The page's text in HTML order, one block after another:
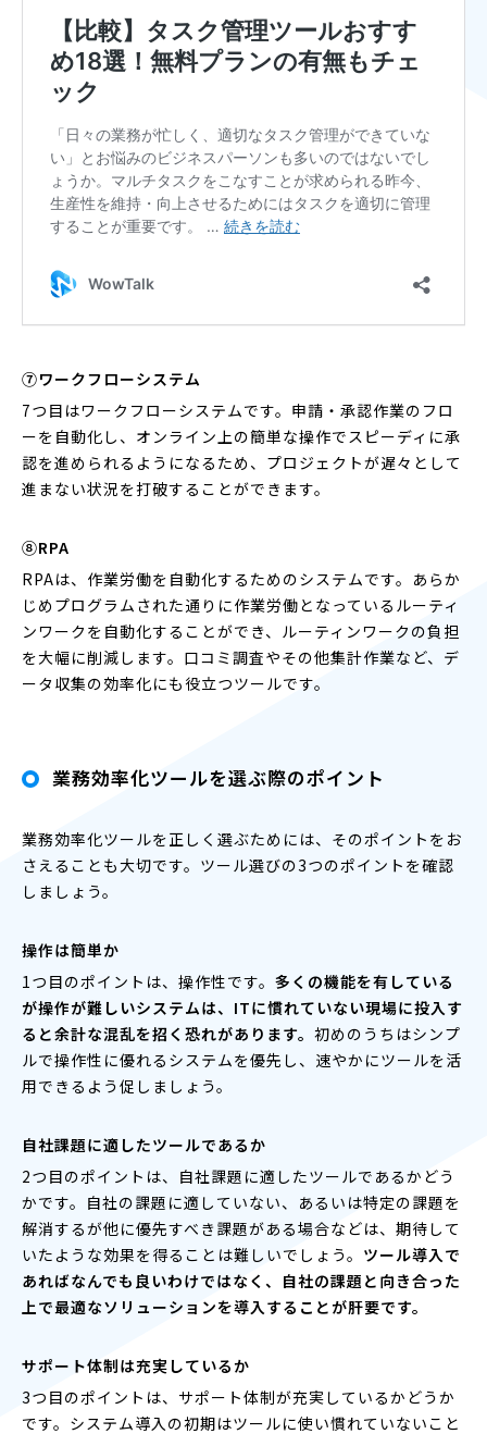
⑦ワークフローシステム
7つ目はワークフローシステムです。申請・承認作業のフロ
ーを自動化し、オンライン上の簡単な操作でスピーディに承
認を進められるようになるため、プロジェクトが遅々として
進まない状況を打破することができます。
⑧RPA
RPAは、作業労働を自動化するためのシステムです。あらか
じめプログラムされた通りに作業労働となっているルーティ
ンワークを自動化することができ、ルーティンワークの負担
を大幅に削減します。口コミ調査やその他集計作業など、デ
ータ収集の効率化にも役立つツールです。
業務効率化ツールを選ぶ際のポイント
業務効率化ツールを正しく選ぶためには、そのポイントをお
さえることも大切です。ツール選びの3つのポイントを確認
しましょう。
操作は簡単か
1つ目のポイントは、操作性です。 多くの機能を有している
が操作が難しいシステムは、ITに慣れていない現場に投入す
ると余計な混乱を招く恐れがあります。 初めのうちはシンプ
ルで操作性に優れるシステムを優先し、速やかにツールを活
用できるよう促しましょう。
自社課題に適したツールであるか
2つ目のポイントは、自社課題に適したツールであるかどう
かです。自社の課題に適していない、あるいは特定の課題を
解消するが他に優先すべき課題がある場合などは、期待して
いたような効果を得ることは難しいでしょう。 ツール導入で
あればなんでも良いわけではなく、自社の課題と向き合った
上で最適なソリューションを導入することが肝要です。
サポート体制は充実しているか
3つ目のポイントは、サポート体制が充実しているかどうか
です。システム導入の初期はツールに使い慣れていないこと